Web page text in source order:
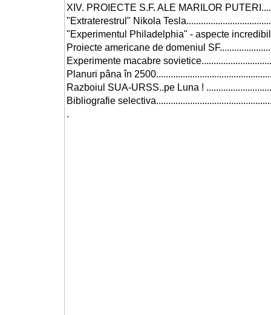
XIV. PROIECTE S.F. ALE MARILOR
"Extraterestrul" Nikola
"Experimentul Philadelphia" - aspecte
Proiecte americane de domeniul
Experimente macabre
Planuri pâna în
Razboiul SUA-URSS..pe Luna !
Bibliografie
.